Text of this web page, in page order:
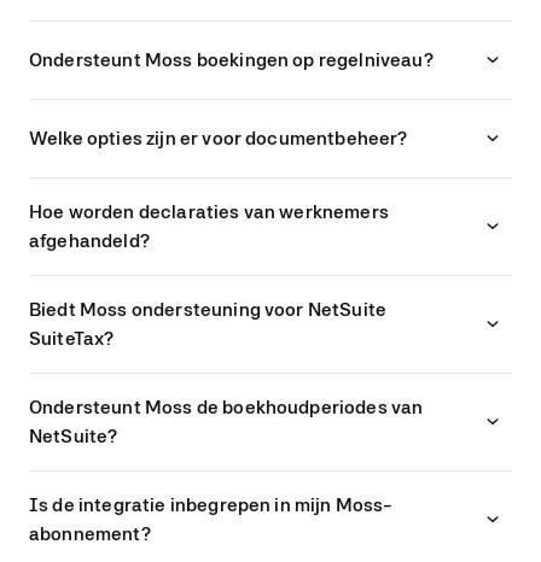
Ondersteunt Moss boekingen op regelniveau?
Welke opties zijn er voor documentbeheer?
Hoe worden declaraties van werknemers
afgehandeld?
Biedt Moss ondersteuning voor NetSuite
SuiteTax?
Ondersteunt Moss de boekhoudperiodes van
NetSuite?
Is de integratie inbegrepen in mijn Moss-
abonnement?